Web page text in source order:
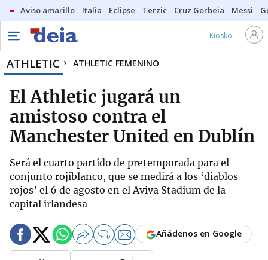
Aviso amarillo Italia Eclipse Terzic Cruz Gorbeia Messi
Kiosko
ATHLETIC ATHLETIC FEMENINO
El Athletic jugará un
amistoso contra el
Manchester United en Dublín
Será el cuarto partido de pretemporada para el
conjunto rojiblanco, que se medirá a los ‘diablos
rojos’ el 6 de agosto en el Aviva Stadium de la
capital irlandesa
0 Añádenos en Google